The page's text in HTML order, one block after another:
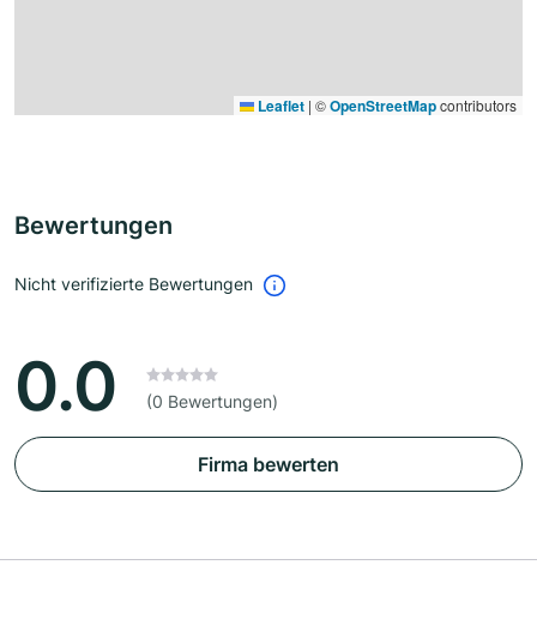
Leaflet | ©OpenStreetMapcontributors
Bewertungen
Nicht verifizierte Bewertungen
0.0 (0 Bewertungen)
Firma bewerten